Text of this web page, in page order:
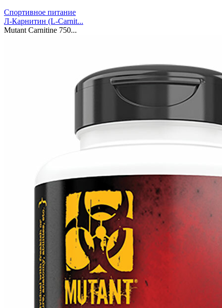
Спортивное питание
Л-Карнитин (L-Сarnit...
Mutant Carnitine 750...